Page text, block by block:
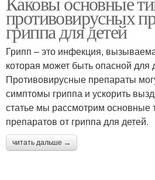
противовирусных
гриппа для детей
Грипп – это инфекция,
которая может быть опасной для
Противовирусные препараты
симптомы гриппа и ускорить
статье мы рассмотрим основные
препаратов от гриппа для детей.
читать дальше →